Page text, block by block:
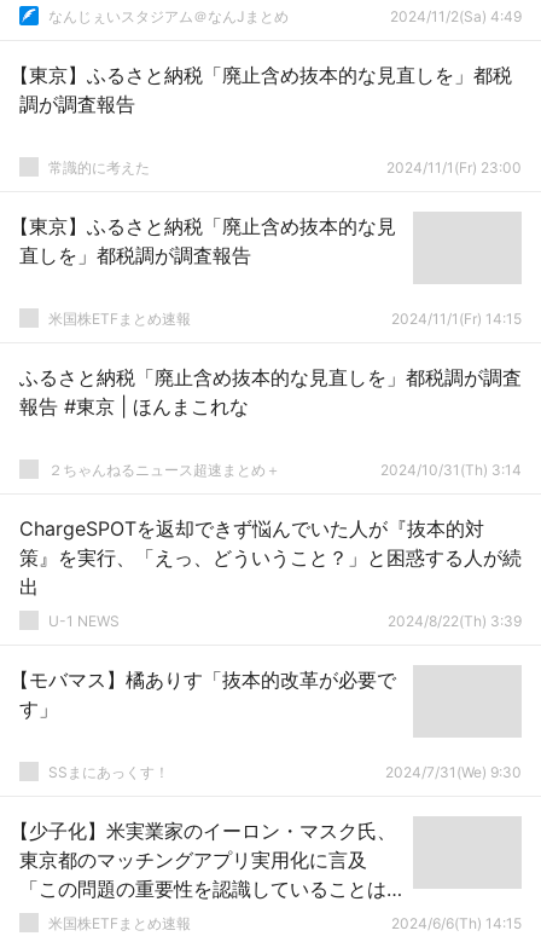
なんじぇいスタジアム＠なんJまとめ 2024/11/2(Sa) 4:49
【東京】ふるさと納税「廃止含め抜本的な見直しを」都税
調が調査報告
常識的に考えた 2024/11/1(Fr) 23:00
【東京】ふるさと納税「廃止含め抜本的な見
直しを」都税調が調査報告
米国株ETFまとめ速報 2024/11/1(Fr) 14:15
ふるさと納税「廃止含め抜本的な見直しを」都税調が調査
報告 #東京 | ほんまこれな
２ちゃんねるニュース超速まとめ＋ 2024/10/31(Th) 3:14
ChargeSPOTを返却できず悩んでいた人が『抜本的対
策』を実行、「えっ、どういうこと？」と困惑する人が続
出
U-1 NEWS 2024/8/22(Th) 3:39
【モバマス】橘ありす「抜本的改革が必要で
す」
SSまにあっくす！ 2024/7/31(We) 9:30
【少子化】米実業家のイーロン・マスク氏、
東京都のマッチングアプリ実用化に言及
「この問題の重要性を認識していることは
喜ばしい、抜本的な対策を取らなければ、
米国株ETFまとめ速報 2024/6/6(Th) 14:15